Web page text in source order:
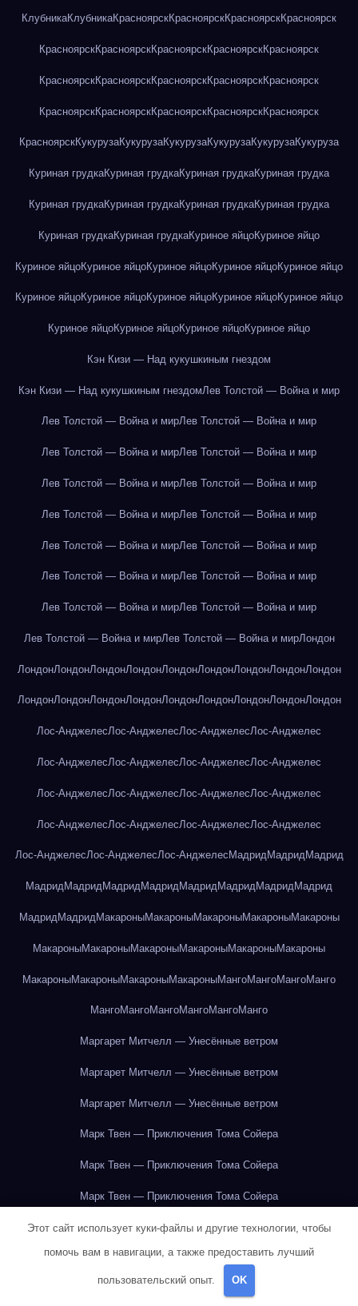
КлубникаКлубникаКрасноярскКрасноярскКрасноярскКрасноярск
КрасноярскКрасноярскКрасноярскКрасноярскКрасноярск
КрасноярскКрасноярскКрасноярскКрасноярскКрасноярск
КрасноярскКрасноярскКрасноярскКрасноярскКрасноярск
КрасноярскКукурузаКукурузаКукурузаКукурузаКукурузаКукуруза
Куриная грудкаКуриная грудкаКуриная грудкаКуриная грудка
Куриная грудкаКуриная грудкаКуриная грудкаКуриная грудка
Куриная грудкаКуриная грудкаКуриное яйцоКуриное яйцо
Куриное яйцоКуриное яйцоКуриное яйцоКуриное яйцоКуриное яйцо
Куриное яйцоКуриное яйцоКуриное яйцоКуриное яйцоКуриное яйцо
Куриное яйцоКуриное яйцоКуриное яйцоКуриное яйцо
Кэн Кизи — Над кукушкиным гнездом
Кэн Кизи — Над кукушкиным гнездомЛев Толстой — Война и мир
Лев Толстой — Война и мирЛев Толстой — Война и мир
Лев Толстой — Война и мирЛев Толстой — Война и мир
Лев Толстой — Война и мирЛев Толстой — Война и мир
Лев Толстой — Война и мирЛев Толстой — Война и мир
Лев Толстой — Война и мирЛев Толстой — Война и мир
Лев Толстой — Война и мирЛев Толстой — Война и мир
Лев Толстой — Война и мирЛев Толстой — Война и мир
Лев Толстой — Война и мирЛев Толстой — Война и мирЛондон
ЛондонЛондонЛондонЛондонЛондонЛондонЛондонЛондонЛондон
ЛондонЛондонЛондонЛондонЛондонЛондонЛондонЛондонЛондон
Лос-АнджелесЛос-АнджелесЛос-АнджелесЛос-Анджелес
Лос-АнджелесЛос-АнджелесЛос-АнджелесЛос-Анджелес
Лос-АнджелесЛос-АнджелесЛос-АнджелесЛос-Анджелес
Лос-АнджелесЛос-АнджелесЛос-АнджелесЛос-Анджелес
Лос-АнджелесЛос-АнджелесЛос-Анджелес МадридМадридМадрид
МадридМадридМадридМадридМадридМадридМадридМадрид
Мадрид Мадрид МакароныМакароныМакароныМакароныМакароны
МакароныМакароныМакароныМакароныМакароныМакароны
МакароныМакароныМакароныМакароныМангоМангоМангоМанго
МангоМангоМангоМангоМангоМанго
Маргарет Митчелл — Унесённые ветром
Маргарет Митчелл — Унесённые ветром
Маргарет Митчелл — Унесённые ветром
Марк Твен — Приключения Тома Сойера
Марк Твен — Приключения Тома Сойера
Марк Твен — Приключения Тома Сойера
Марк Твен — Приключения Тома Сойера
Марк Твен — Приключения Тома Сойера
Этот сайт использует куки-файлы и другие технологии, чтобы
помочь вам в навигации, а также предоставить лучший
пользовательский опыт. OK